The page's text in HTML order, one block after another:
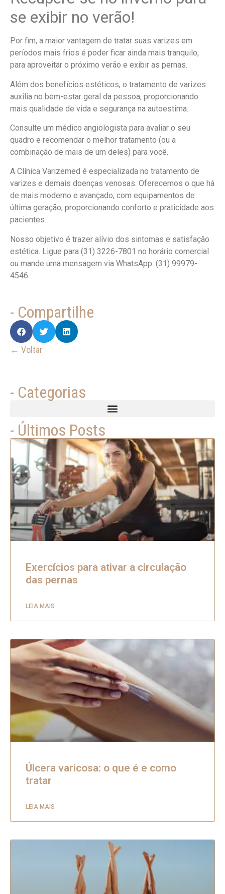
se exibir no verão!
Por fim, a maior vantagem de tratar suas varizes em
períodos mais frios é poder ficar ainda mais tranquilo,
para aproveitar o próximo verão e exibir as pernas.
Além dos benefícios estéticos, o tratamento de varizes
auxilia no bem-estar geral da pessoa, proporcionando
mais qualidade de vida e segurança na autoestima.
Consulte um médico angiologista para avaliar o seu
quadro e recomendar o melhor tratamento (ou a
combinação de mais de um deles) para você.
A Clínica Varizemed é especializada no tratamento de
varizes e demais doenças venosas. Oferecemos o que há
de mais moderno e avançado, com equipamentos de
última geração, proporcionando conforto e praticidade aos
pacientes.
Nosso objetivo é trazer alívio dos sintomas e satisfação
estética. Ligue para (31) 3226-7801 no horário comercial
ou mande uma mensagem via WhatsApp: (31) 99979-
4546.
- Compartilhe
← Voltar
- Categorias
- Últimos Posts
Exercícios para ativar a circulação
das pernas
LEIA MAIS
Úlcera varicosa: o que é e como
tratar
LEIA MAIS